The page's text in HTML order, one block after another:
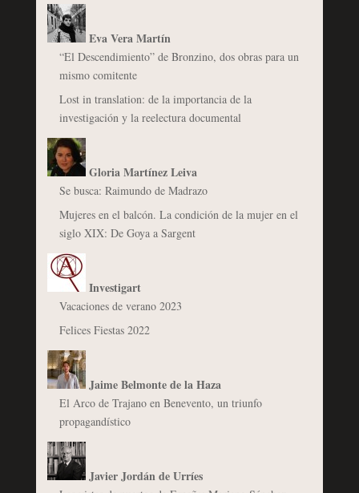
Eva Vera Martín
“El Descendimiento” de Bronzino, dos obras para un
mismo comitente
Lost in translation: de la importancia de la
investigación y la reelectura documental
Gloria Martínez Leiva
Se busca: Raimundo de Madrazo
Mujeres en el balcón. La condición de la mujer en el
siglo XIX: De Goya a Sargent
Investigart
Vacaciones de verano 2023
Felices Fiestas 2022
Jaime Belmonte de la Haza
El Arco de Trajano en Benevento, un triunfo
propagandístico
Javier Jordán de Urríes